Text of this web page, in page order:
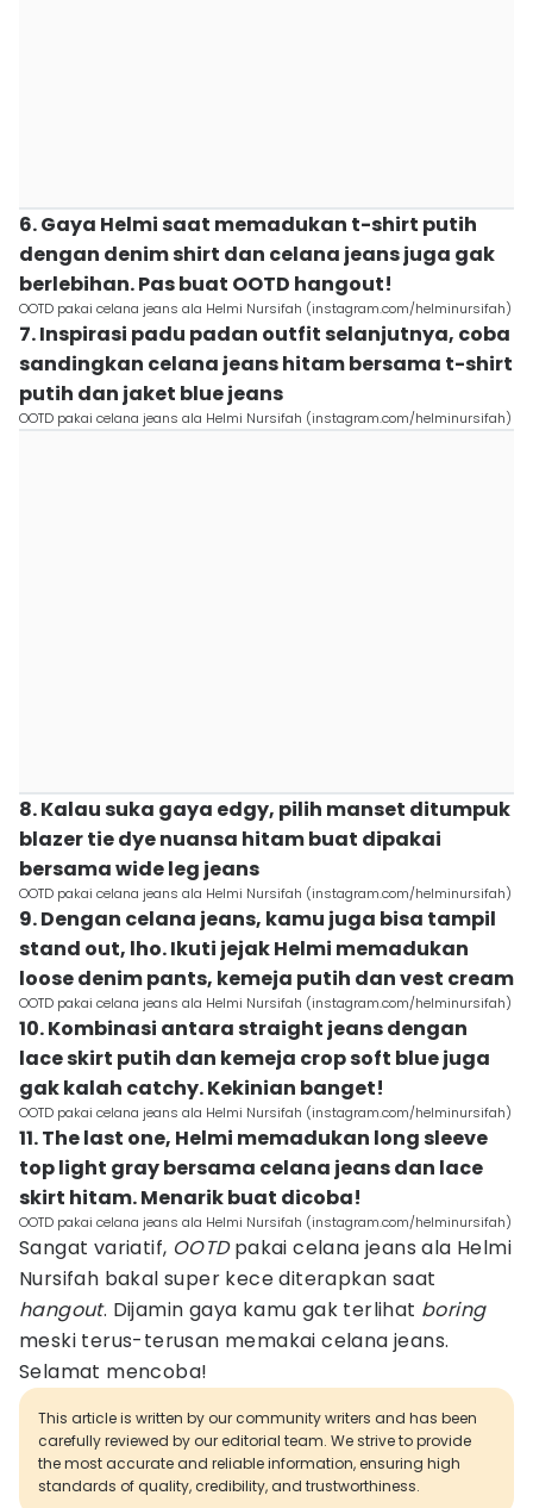
6. Gaya Helmi saat memadukan t-shirt putih
dengan denim shirt dan celana jeans juga gak
berlebihan. Pas buat OOTD hangout!
OOTD pakai celana jeans ala Helmi Nursifah (instagram.com/helminursifah)
7. Inspirasi padu padan outfit selanjutnya, coba
sandingkan celana jeans hitam bersama t-shirt
putih dan jaket blue jeans
OOTD pakai celana jeans ala Helmi Nursifah (instagram.com/helminursifah)
8. Kalau suka gaya edgy, pilih manset ditumpuk
blazer tie dye nuansa hitam buat dipakai
bersama wide leg jeans
OOTD pakai celana jeans ala Helmi Nursifah (instagram.com/helminursifah)
9. Dengan celana jeans, kamu juga bisa tampil
stand out, lho. Ikuti jejak Helmi memadukan
loose denim pants, kemeja putih dan vest cream
OOTD pakai celana jeans ala Helmi Nursifah (instagram.com/helminursifah)
10. Kombinasi antara straight jeans dengan
lace skirt putih dan kemeja crop soft blue juga
gak kalah catchy. Kekinian banget!
OOTD pakai celana jeans ala Helmi Nursifah (instagram.com/helminursifah)
11. The last one, Helmi memadukan long sleeve
top light gray bersama celana jeans dan lace
skirt hitam. Menarik buat dicoba!
OOTD pakai celana jeans ala Helmi Nursifah (instagram.com/helminursifah)
Sangat variatif, OOTDpakai celana jeans ala Helmi
Nursifah bakal super kece diterapkan saat
hangout. Dijamin gaya kamu gak terlihat boring
meski terus-terusan memakai celana jeans.
Selamat mencoba!
This article is written by our community writers and has been
carefully reviewed by our editorial team. We strive to provide
the most accurate and reliable information, ensuring high
standards of quality, credibility, and trustworthiness.